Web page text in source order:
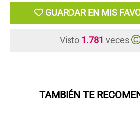
GUARDAR EN MIS
Visto 1.781 veces
TAMBIÉN TE